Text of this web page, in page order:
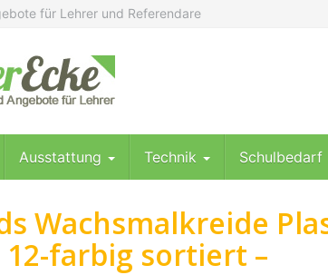
für Lehrer und Referendare
Ausstattung Technik Schulbedarf
Wachsmalkreide
12-farbig sortiert –